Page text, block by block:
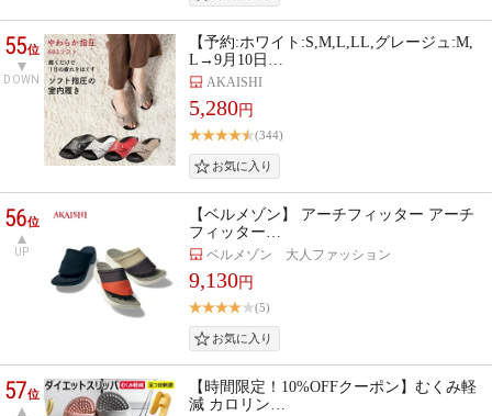
55位
DOWN
【予約:ホワイト:S,M,L,LL,グレージュ:M,
L→9月10日…
AKAISHI
5,280円
(344)
56位
UP
【ベルメゾン】 アーチフィッター アーチ
フィッター…
ベルメゾン 大人ファッション
9,130円
(5)
57位
【時間限定！10%OFFクーポン】むくみ軽
減 カロリン…